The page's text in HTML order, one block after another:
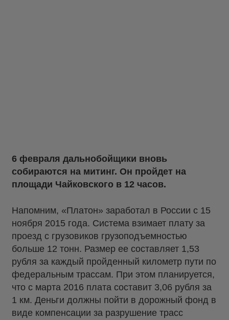
6 февраля дальнобойщики вновь
собираются на митинг. Он пройдет на
площади Чайковского в 12 часов.
Напомним, «Платон» заработал в России с 15
ноября 2015 года. Система взимает плату за
проезд с грузовиков грузоподъемностью
больше 12 тонн. Размер ее составляет 1,53
рубля за каждый пройденный километр пути по
федеральным трассам. При этом планируется,
что с марта 2016 плата составит 3,06 рубля за
1 км. Деньги должны пойти в дорожный фонд в
виде компенсации за разрушение трасс